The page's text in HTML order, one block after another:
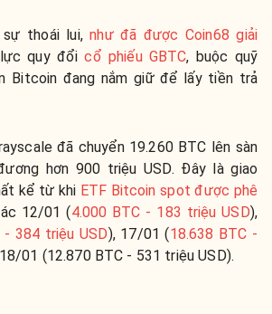
sự thoái lui,như đã được Coin68 giải
quy đổicổ phiếu GBTC, buộc quỹ
Bitcoin đang nắm giữ để lấy tiền trả
đã chuyển 19.260 BTC lên sàn
hơn 900 triệu USD. Đây là giao
kể từ khi ETF Bitcoin spot được phê
12/01 (4.000 BTC - 183 triệu USD),
- 384 triệu USD), 17/01 (18.638 BTC -
01 (12.870 BTC - 531 triệu USD).